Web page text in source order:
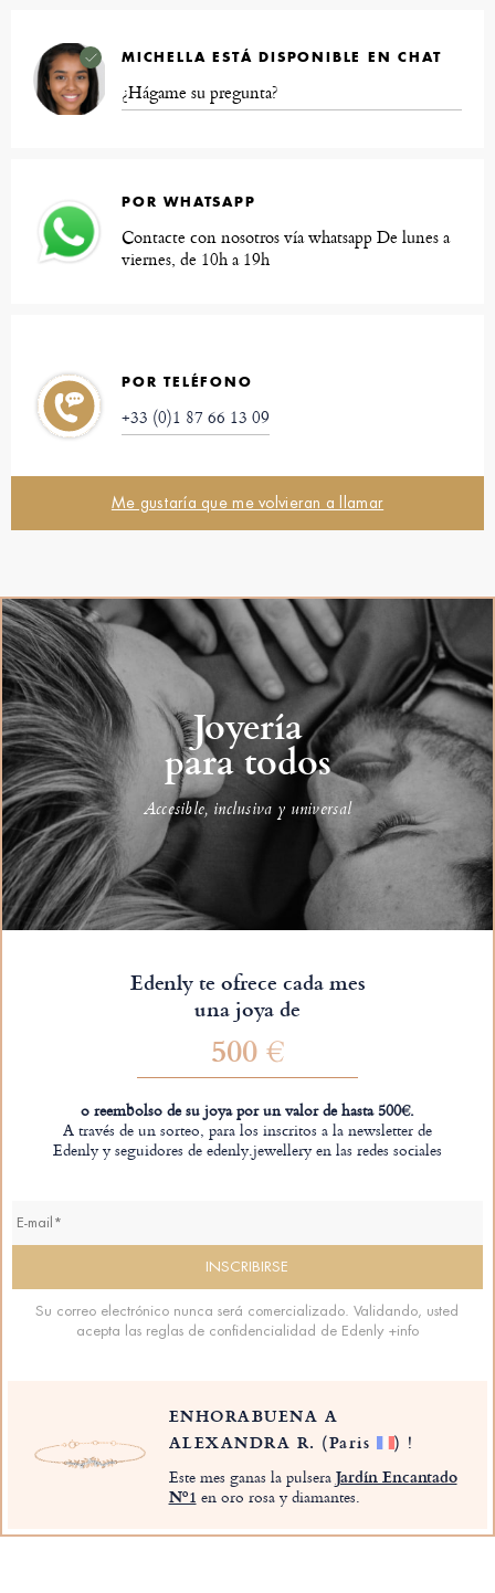
MICHELLA ESTÁ DISPONIBLE EN CHAT
¿Hágame su pregunta?
POR WHATSAPP
Contacte con nosotros vía whatsapp De lunes a
viernes, de 10h a 19h
POR TELÉFONO
+33 (0)1 87 66 13 09
Me gustaría que me volvieran a llamar
Joyería
para todos
Accesible, inclusiva y universal
Edenly te ofrece cada mes
una joya de
500 €
o reembolso de su joya por un valor de hasta 500€.
A través de un sorteo, para los inscritos a la newsletter de
Edenly y seguidores de edenly.jewellery en las redes sociales
Su correo electrónico nunca será comercializado. Validando, usted
acepta las reglas de confidencialidad de Edenly +info
ENHORABUENA A
ALEXANDRA R. (Paris ) !
Este mes ganas la pulseraJardín Encantado
Nº1 en oro rosa y diamantes.